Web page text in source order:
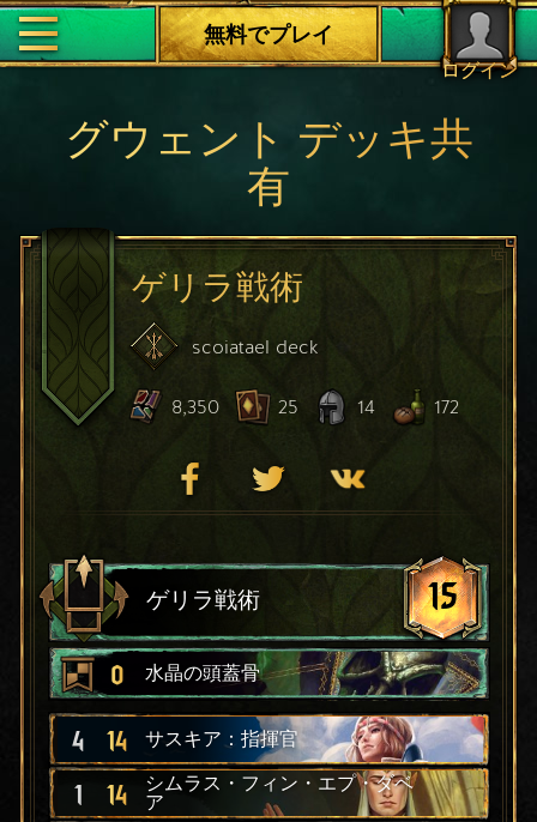
ログイン
無料でプレイ
グウェント デッキ共
有
ゲリラ戦術
scoiatael deck
8,350 25 14 172
ゲリラ戦術 15
0 水晶の頭蓋骨
4 14 サスキア：指揮官
1 14
シムラス・フィン・エプ・ダベ
ア